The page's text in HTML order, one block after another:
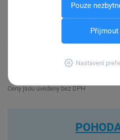
Pouze
Přijmout
Nastavení
Nejvýhodnější
Ceny jsou uvedeny bez DPH